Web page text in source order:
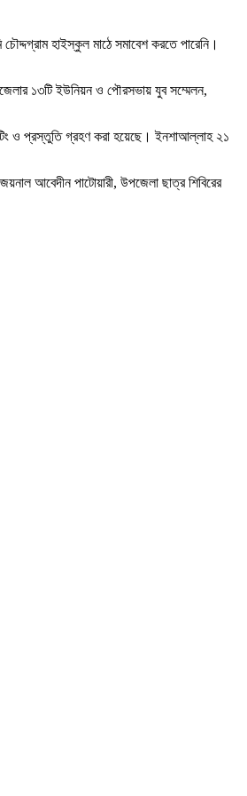
হাইস্কুল মাঠে সমাবেশ করতে পারেনি।
১৩টি ইউনিয়ন ও পৌরসভায় যুব সম্মেলন,
ও প্রস্তুতি গ্রহণ করা হয়েছে। ইনশাআল্লাহ ২১
আবেদীন পাটোয়ারী, উপজেলা ছাত্র শিবিরের